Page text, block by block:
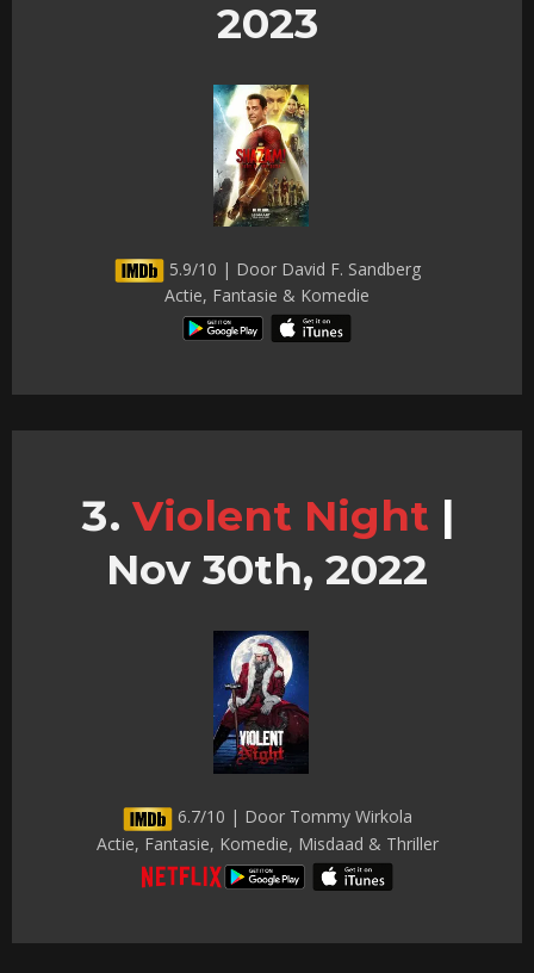
2023
5.9/10 | Door David F. Sandberg
Actie, Fantasie & Komedie
Violent Night |
Nov 30th, 2022
6.7/10 | Door Tommy Wirkola
Actie, Fantasie, Komedie, Misdaad & Thriller